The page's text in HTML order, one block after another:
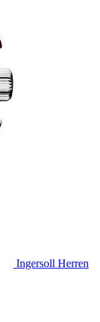
Ingersoll Herren